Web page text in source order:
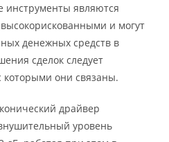
инструменты являются
высокорискованными и могут
денежных средств в
сделок следует
которыми они связаны.
драйвер
уровень